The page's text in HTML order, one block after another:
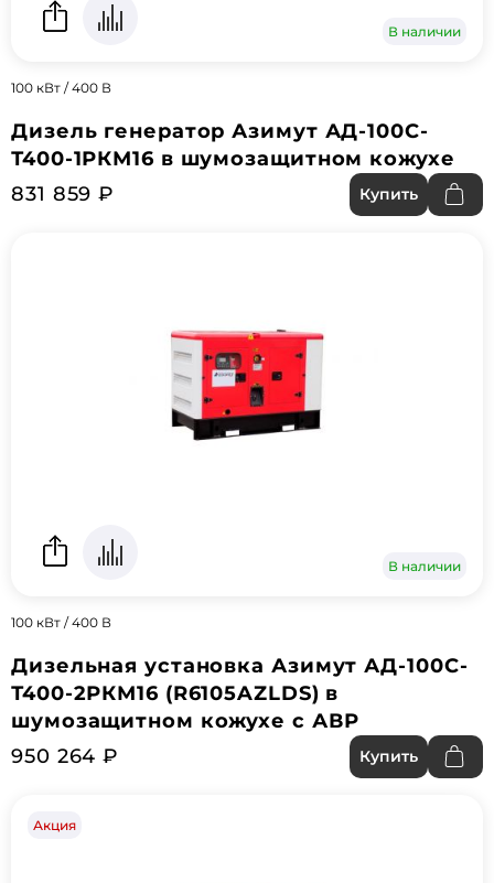
В наличии
100 кВт / 400 В
Дизель генератор Азимут АД-100С-
Т400-1РКМ16 в шумозащитном кожухе
831 859 ₽
Купить
В наличии
100 кВт / 400 В
Дизельная установка Азимут АД-100С-
Т400-2РКМ16 (R6105AZLDS) в
шумозащитном кожухе с АВР
950 264 ₽
Купить
Акция